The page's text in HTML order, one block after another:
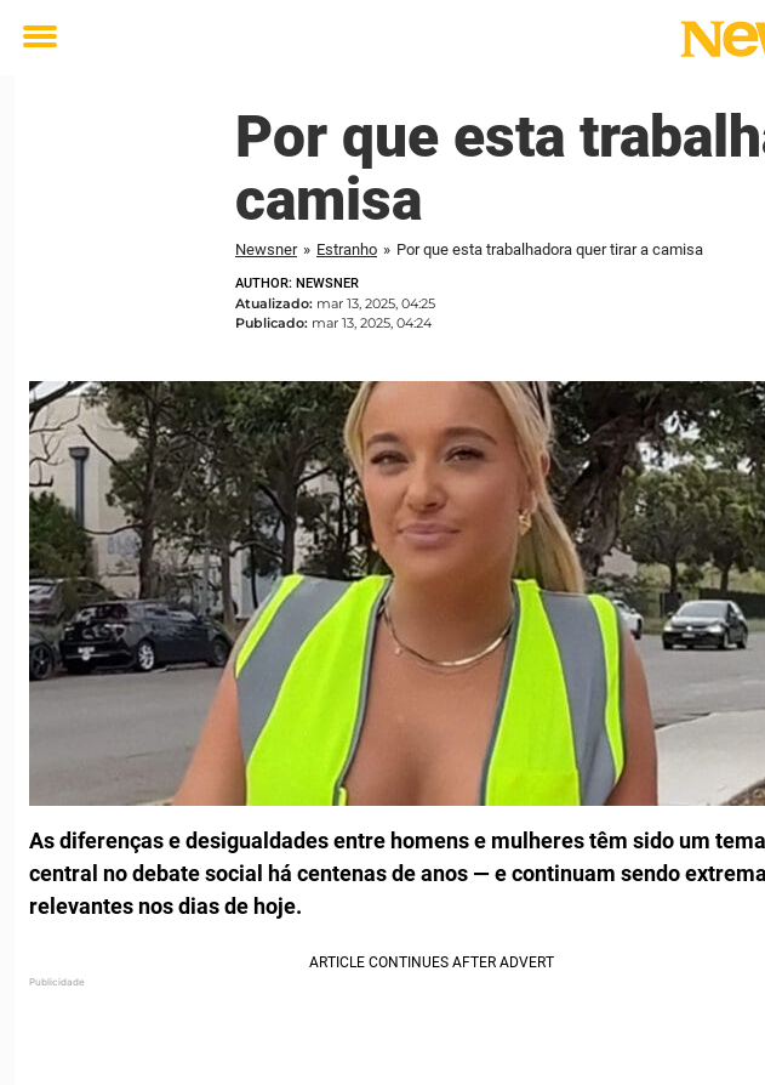
Toggle
Por que esta
camisa
Newsner » Estranho » Por que esta trabalhadora quer tirar a camisa
AUTHOR: NEWSNER
Atualizado: mar 13, 2025, 04:25
Publicado: mar 13, 2025, 04:24
As diferenças e desigualdades entre homens e mulheres têm sido um tema
central no debate social há centenas de anos — e continuam sendo
relevantes nos dias de hoje.